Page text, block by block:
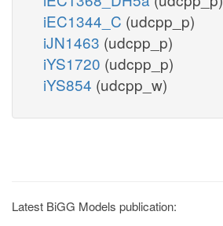
iEC1344_C (udcpp_p)
iJN1463 (udcpp_p)
iYS1720 (udcpp_p)
iYS854 (udcpp_w)
Latest BiGG Models publication: